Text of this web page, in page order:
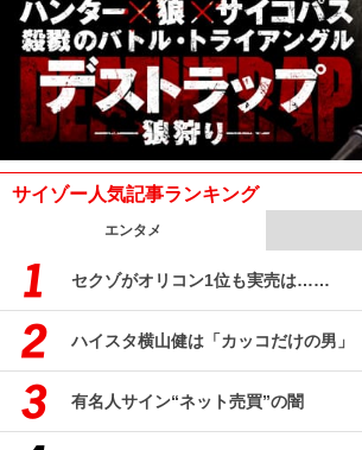
サイゾー人気記事ランキング
エンタメ
セクゾがオリコン1位も実売は……
ハイスタ横山健は「カッコだけの男」
有名人サイン“ネット売買”の闇